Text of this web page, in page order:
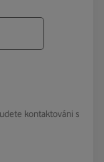
kontaktováni s